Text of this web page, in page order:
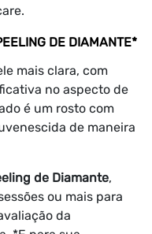
DE DIAMANTE*
mais clara, com
no aspecto de
é um rosto com
de maneira
de Diamante,
ou mais para
da